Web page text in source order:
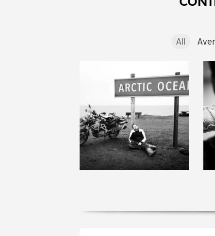
All
July 25, 2024
Tus problemas no
son el fin del
mundo